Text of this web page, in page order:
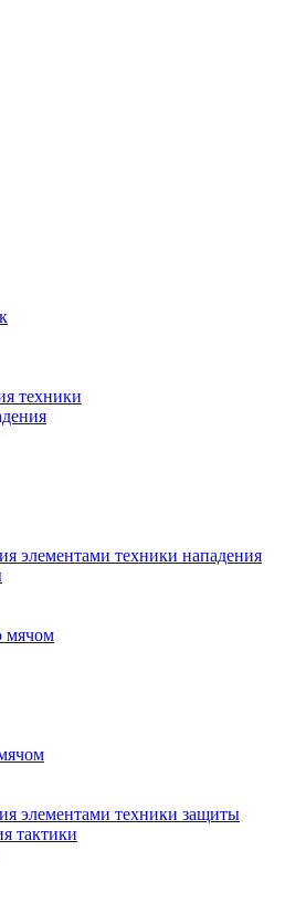
техники
элементами техники нападения
мячом
элементами техники защиты
тактики